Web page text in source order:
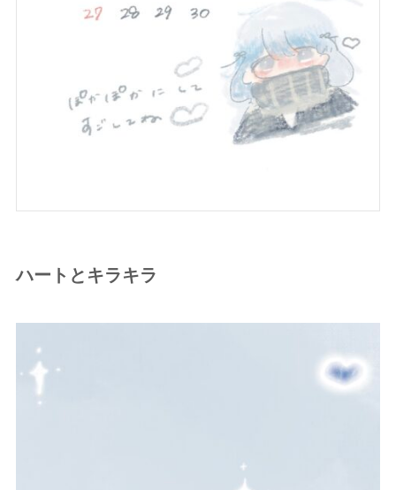
ハートとキラキラ